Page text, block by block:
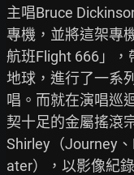
主唱Bruce
專機，並將這架專
航班Flight 666」，
地球，進行了一系
唱。而就在演唱巡
契十足的金屬搖滾
Shirley（Journey
ater），以影像紀